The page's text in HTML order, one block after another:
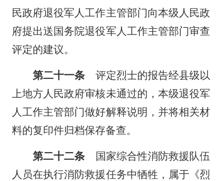
民政府退役军人工作主管部门向本级人民政
府提出送国务院退役军人工作主管部门审查
评定的建议。
第二十一条 评定烈士的报告经县级以
上地方人民政府审核未通过的，本级退役军
人工作主管部门做好解释说明，并将相关材
料的复印件归档保存备查。
第二十二条 国家综合性消防救援队伍
人员在执行消防救援任务中牺牲，属于《烈